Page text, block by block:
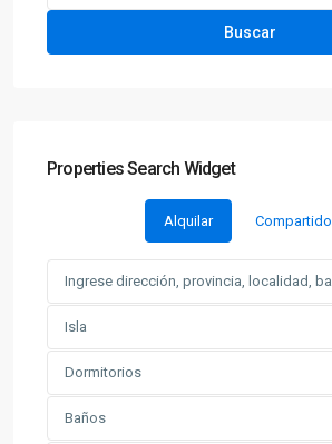
Buscar
Properties Search Widget
Alquilar Compartido
Isla
Dormitorios
Baños